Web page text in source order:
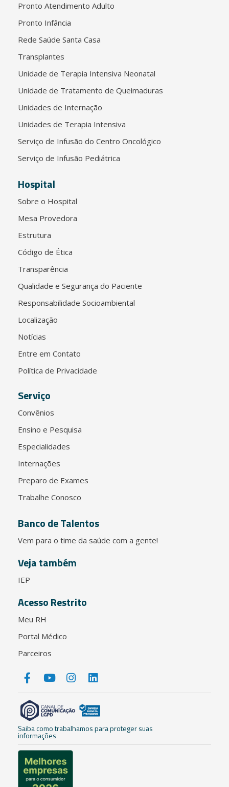
Pronto Atendimento Adulto
Pronto Infância
Rede Saúde Santa Casa
Transplantes
Unidade de Terapia Intensiva Neonatal
Unidade de Tratamento de Queimaduras
Unidades de Internação
Unidades de Terapia Intensiva
Serviço de Infusão do Centro Oncológico
Serviço de Infusão Pediátrica
Hospital
Sobre o Hospital
Mesa Provedora
Estrutura
Código de Ética
Transparência
Qualidade e Segurança do Paciente
Responsabilidade Socioambiental
Localização
Notícias
Entre em Contato
Política de Privacidade
Serviço
Convênios
Ensino e Pesquisa
Especialidades
Internações
Preparo de Exames
Trabalhe Conosco
Banco de Talentos
Vem para o time da saúde com a gente!
Veja também
IEP
Acesso Restrito
Meu RH
Portal Médico
Parceiros
Saiba como trabalhamos para proteger suas
informações